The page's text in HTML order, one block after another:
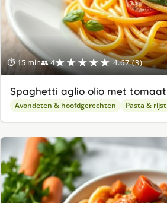
⏱ 15 min👥 4★★★★★ 4.67 (3)
Spaghetti aglio olio met tomaat
Avondeten & hoofdgerechten Pasta & rijst